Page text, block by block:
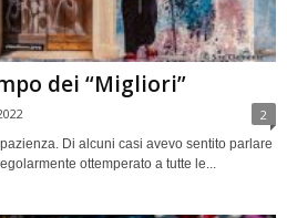
dei “Migliori”
2
Di alcuni casi avevo sentito parlare
ottemperato a tutte le...